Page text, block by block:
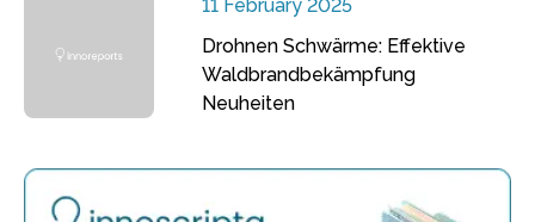
11 February 2025
Drohnen Schwärme: Effektive
Waldbrandbekämpfung
Neuheiten